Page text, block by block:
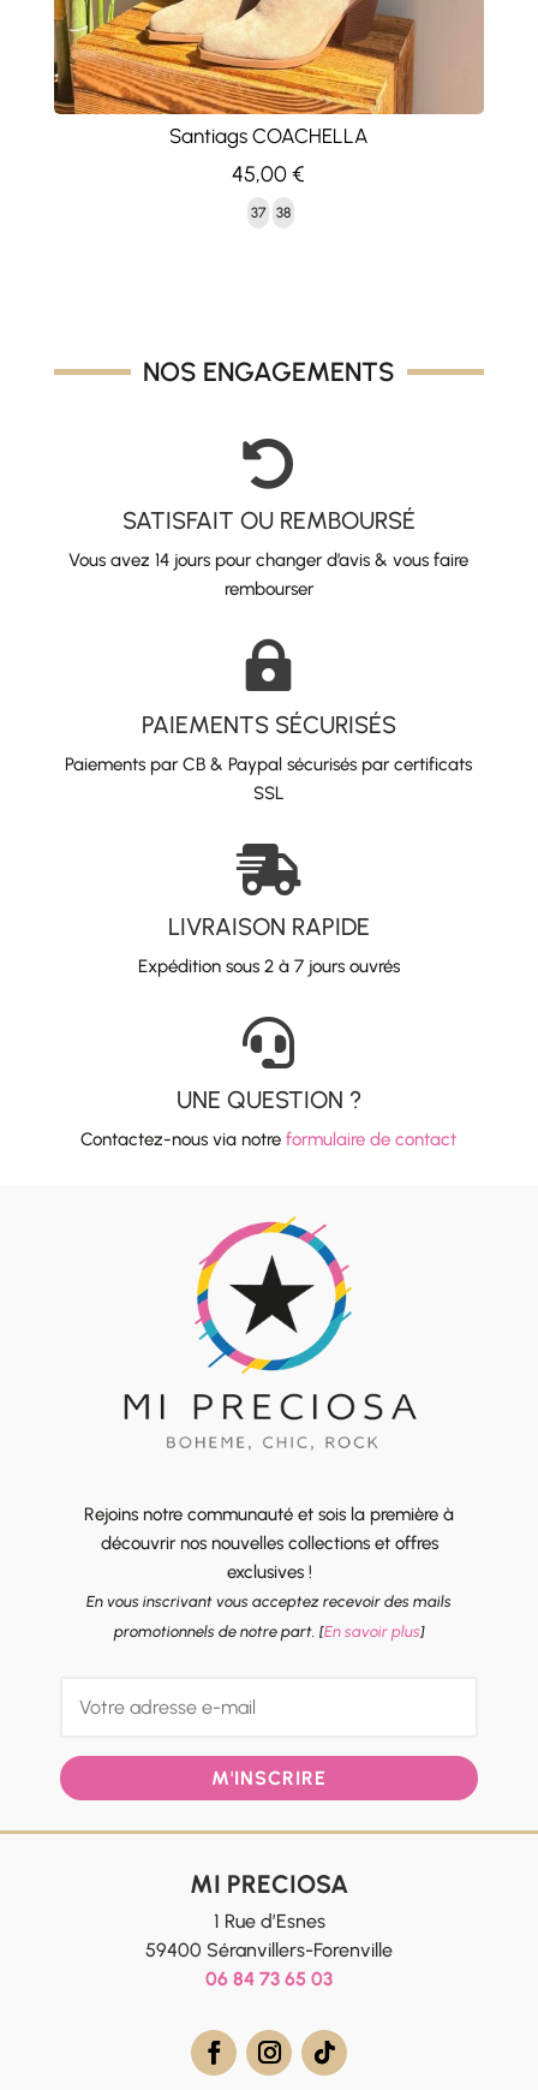
Santiags COACHELLA
45,00€
37 38
NOS ENGAGEMENTS

SATISFAIT OU REMBOURSÉ
Vous avez 14 jours pour changer d’avis & vous faire
rembourser

PAIEMENTS SÉCURISÉS
Paiements par CB & Paypal sécurisés par certificats
SSL

LIVRAISON RAPIDE
Expédition sous 2 à 7 jours ouvrés

UNE QUESTION ?
Contactez-nous via notreformulaire de contact
Rejoins notre communauté et sois la première à
découvrir nos nouvelles collections et offres
exclusives !
En vous inscrivant vous acceptez recevoir des mails
promotionnels de notre part. [En savoir plus]
M'INSCRIRE
MI PRECIOSA
1 Rue d’Esnes
59400 Séranvillers-Forenville
06 84 73 65 03